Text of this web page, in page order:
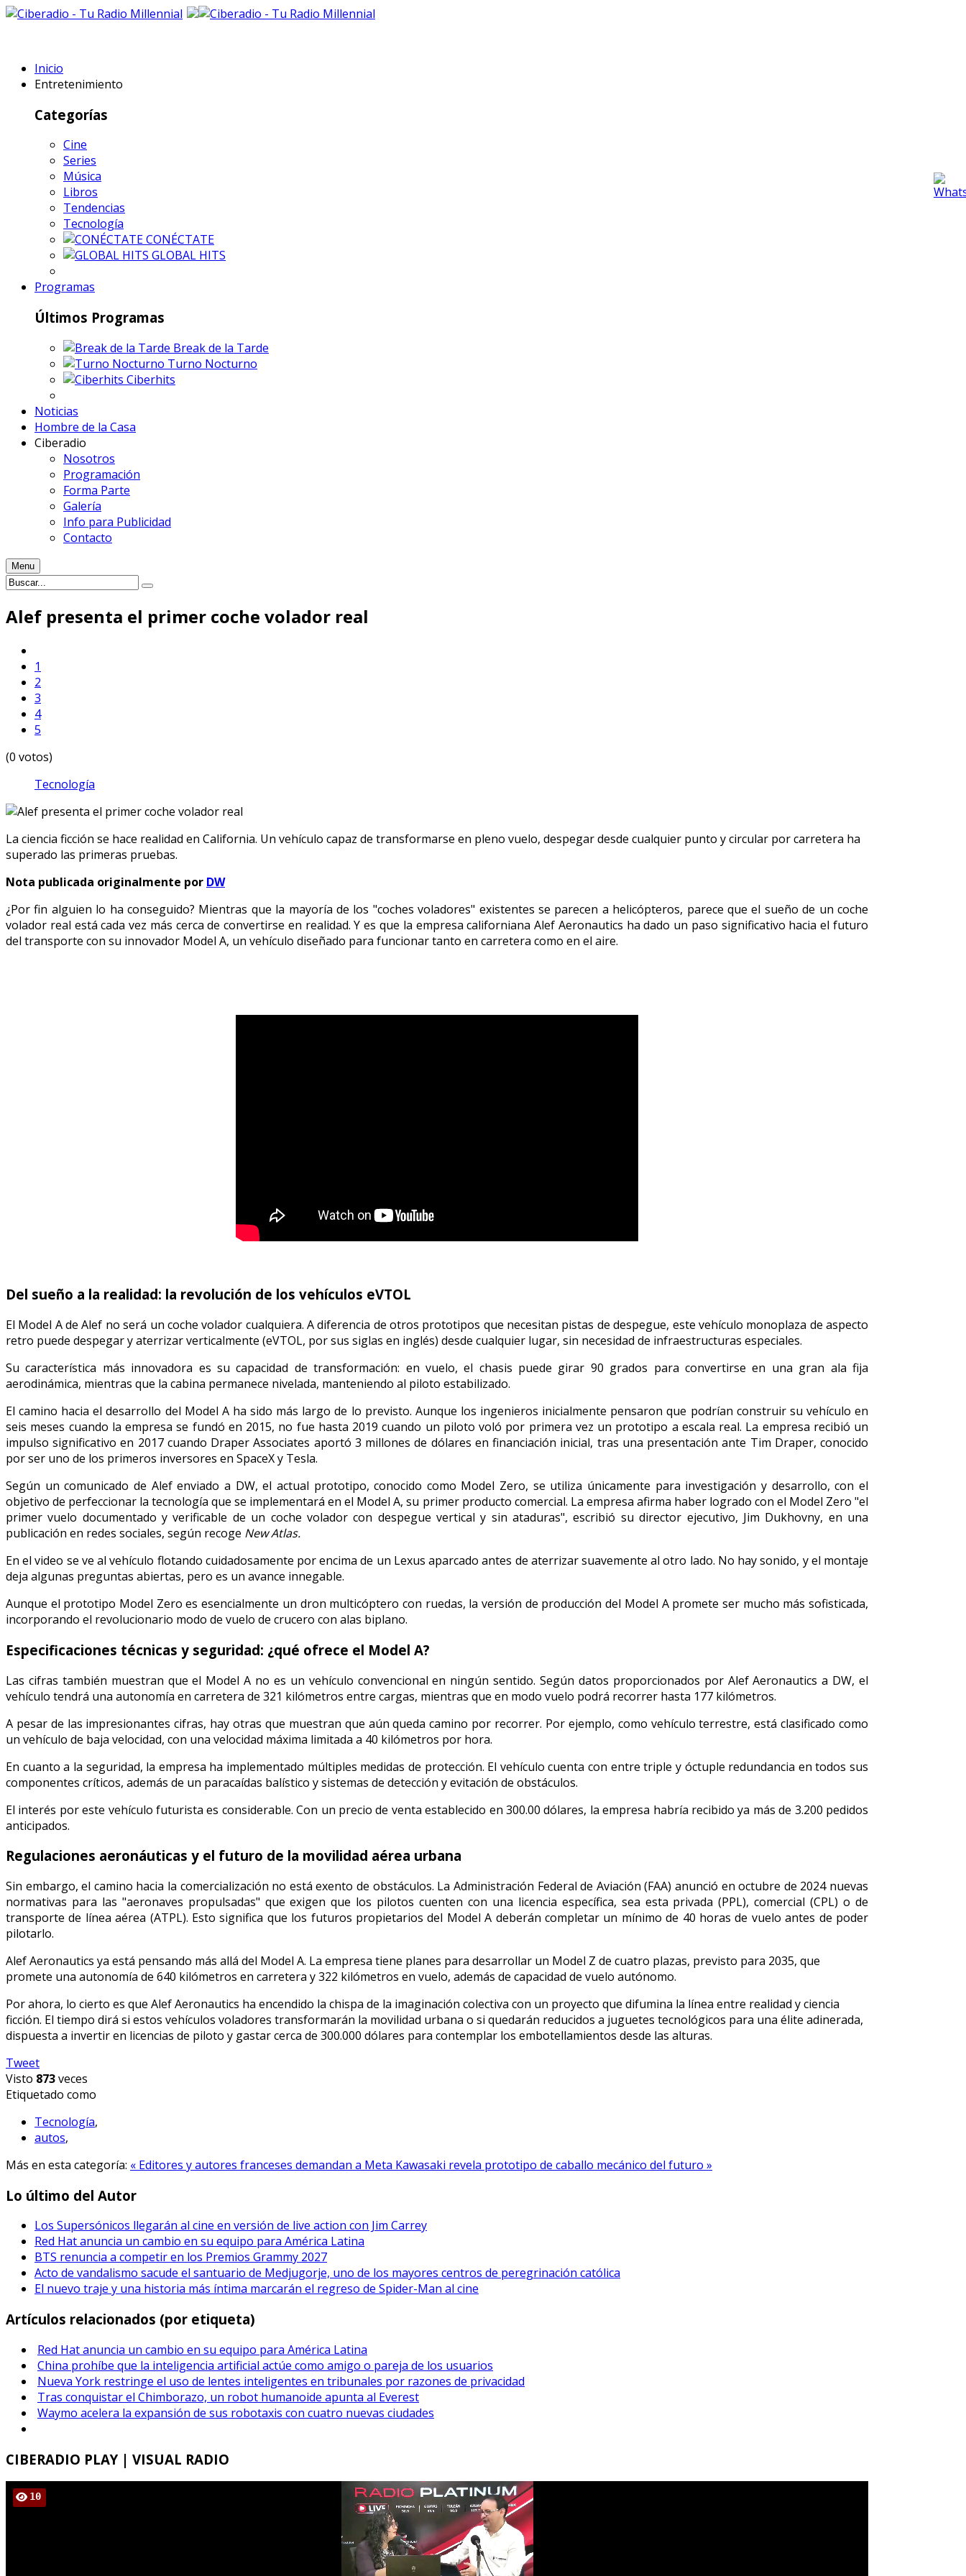
Inicio
Entretenimiento
Categorías
Cine
Series
Música
Libros
Tendencias
Tecnología
CONÉCTATE
GLOBAL HITS
Programas
Últimos Programas
Break de la Tarde
Turno Nocturno
Ciberhits
Noticias
Hombre de la Casa
Ciberadio
Nosotros
Programación
Forma Parte
Galería
Info para Publicidad
Contacto
Menu
Alef presenta el primer coche volador real
1
2
3
4
5
(0 votos)
Tecnología
La ciencia ficción se hace realidad en California. Un vehículo capaz de transformarse en pleno vuelo, despegar desde cualquier punto y circular por carretera ha
superado las primeras pruebas.
Nota publicada originalmente por DW
¿Por fin alguien lo ha conseguido? Mientras que la mayoría de los "coches voladores" existentes se parecen a helicópteros, parece que el sueño de un coche
volador real está cada vez más cerca de convertirse en realidad. Y es que la empresa californiana Alef Aeronautics ha dado un paso significativo hacia el futuro
del transporte con su innovador Model A, un vehículo diseñado para funcionar tanto en carretera como en el aire.
Del sueño a la realidad: la revolución de los vehículos eVTOL
El Model A de Alef no será un coche volador cualquiera. A diferencia de otros prototipos que necesitan pistas de despegue, este vehículo monoplaza de aspecto
retro puede despegar y aterrizar verticalmente (eVTOL, por sus siglas en inglés) desde cualquier lugar, sin necesidad de infraestructuras especiales.
Su característica más innovadora es su capacidad de transformación: en vuelo, el chasis puede girar 90 grados para convertirse en una gran ala fija
aerodinámica, mientras que la cabina permanece nivelada, manteniendo al piloto estabilizado.
El camino hacia el desarrollo del Model A ha sido más largo de lo previsto. Aunque los ingenieros inicialmente pensaron que podrían construir su vehículo en
seis meses cuando la empresa se fundó en 2015, no fue hasta 2019 cuando un piloto voló por primera vez un prototipo a escala real. La empresa recibió un
impulso significativo en 2017 cuando Draper Associates aportó 3 millones de dólares en financiación inicial, tras una presentación ante Tim Draper, conocido
por ser uno de los primeros inversores en SpaceX y Tesla.
Según un comunicado de Alef enviado a DW, el actual prototipo, conocido como Model Zero, se utiliza únicamente para investigación y desarrollo, con el
objetivo de perfeccionar la tecnología que se implementará en el Model A, su primer producto comercial. La empresa afirma haber logrado con el Model Zero "el
primer vuelo documentado y verificable de un coche volador con despegue vertical y sin ataduras", escribió su director ejecutivo, Jim Dukhovny, en una
publicación en redes sociales, según recoge New Atlas.
En el video se ve al vehículo flotando cuidadosamente por encima de un Lexus aparcado antes de aterrizar suavemente al otro lado. No hay sonido, y el montaje
deja algunas preguntas abiertas, pero es un avance innegable.
Aunque el prototipo Model Zero es esencialmente un dron multicóptero con ruedas, la versión de producción del Model A promete ser mucho más sofisticada,
incorporando el revolucionario modo de vuelo de crucero con alas biplano.
Especificaciones técnicas y seguridad: ¿qué ofrece el Model A?
Las cifras también muestran que el Model A no es un vehículo convencional en ningún sentido. Según datos proporcionados por Alef Aeronautics a DW, el
vehículo tendrá una autonomía en carretera de 321 kilómetros entre cargas, mientras que en modo vuelo podrá recorrer hasta 177 kilómetros.
A pesar de las impresionantes cifras, hay otras que muestran que aún queda camino por recorrer. Por ejemplo, como vehículo terrestre, está clasificado como
un vehículo de baja velocidad, con una velocidad máxima limitada a 40 kilómetros por hora.
En cuanto a la seguridad, la empresa ha implementado múltiples medidas de protección. El vehículo cuenta con entre triple y óctuple redundancia en todos sus
componentes críticos, además de un paracaídas balístico y sistemas de detección y evitación de obstáculos.
El interés por este vehículo futurista es considerable. Con un precio de venta establecido en 300.00 dólares, la empresa habría recibido ya más de 3.200 pedidos
anticipados.
Regulaciones aeronáuticas y el futuro de la movilidad aérea urbana
Sin embargo, el camino hacia la comercialización no está exento de obstáculos. La Administración Federal de Aviación (FAA) anunció en octubre de 2024 nuevas
normativas para las "aeronaves propulsadas" que exigen que los pilotos cuenten con una licencia específica, sea esta privada (PPL), comercial (CPL) o de
transporte de línea aérea (ATPL). Esto significa que los futuros propietarios del Model A deberán completar un mínimo de 40 horas de vuelo antes de poder
pilotarlo.
Alef Aeronautics ya está pensando más allá del Model A. La empresa tiene planes para desarrollar un Model Z de cuatro plazas, previsto para 2035, que
promete una autonomía de 640 kilómetros en carretera y 322 kilómetros en vuelo, además de capacidad de vuelo autónomo.
Por ahora, lo cierto es que Alef Aeronautics ha encendido la chispa de la imaginación colectiva con un proyecto que difumina la línea entre realidad y ciencia
ficción. El tiempo dirá si estos vehículos voladores transformarán la movilidad urbana o si quedarán reducidos a juguetes tecnológicos para una élite adinerada,
dispuesta a invertir en licencias de piloto y gastar cerca de 300.000 dólares para contemplar los embotellamientos desde las alturas.
Tweet
Visto 873veces
Etiquetado como
Tecnología,
autos,
Más en esta categoría: « Editores y autores franceses demandan a Meta Kawasaki revela prototipo de caballo mecánico del futuro »
Lo último del Autor
Los Supersónicos llegarán al cine en versión de live action con Jim Carrey
Red Hat anuncia un cambio en su equipo para América Latina
BTS renuncia a competir en los Premios Grammy 2027
Acto de vandalismo sacude el santuario de Medjugorje, uno de los mayores centros de peregrinación católica
El nuevo traje y una historia más íntima marcarán el regreso de Spider-Man al cine
Artículos relacionados (por etiqueta)
Red Hat anuncia un cambio en su equipo para América Latina
China prohíbe que la inteligencia artificial actúe como amigo o pareja de los usuarios
Nueva York restringe el uso de lentes inteligentes en tribunales por razones de privacidad
Tras conquistar el Chimborazo, un robot humanoide apunta al Everest
Waymo acelera la expansión de sus robotaxis con cuatro nuevas ciudades
CIBERADIO PLAY | VISUAL RADIO